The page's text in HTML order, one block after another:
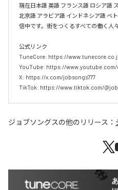
現在日本語 英語 フランス語 ロシア語
北京語 アラビア語 インドネシア語 ベ
信中です。街をつくるすべての働く人
公式リンク
TuneCore: https://
YouTube: https://
X: https://x.com/jobsongs777
TikTok: https://www.tiktok.com/
ジョブソングスの他のリリース：